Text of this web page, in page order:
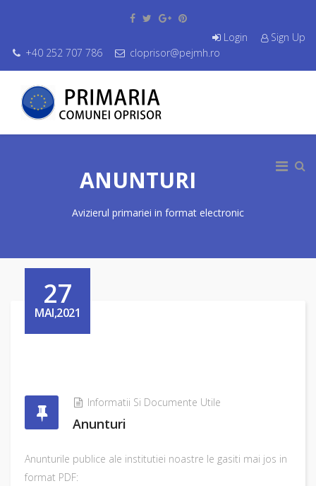
Login
Sign Up
+40 252 707 786
cloprisor@pejmh.ro
ANUNTURI
Avizierul primariei in format electronic
27
MAI,2021
Informatii Si Documente Utile
Anunturi
Anunturile publice ale institutiei noastre le gasiti mai jos in
format PDF: